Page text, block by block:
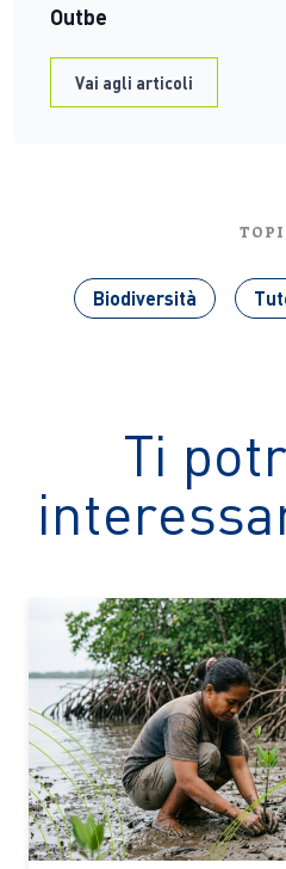
Outbe
Vai agli articoli
Biodiversità
Ti